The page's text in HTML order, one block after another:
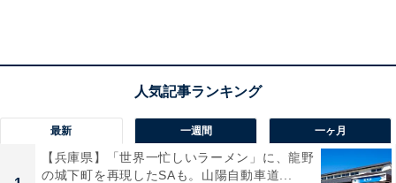
最新 一週間 一ヶ月
【兵庫県】「世界一忙しいラーメン」に、龍野
の城下町を再現したSAも。山陽自動車道...